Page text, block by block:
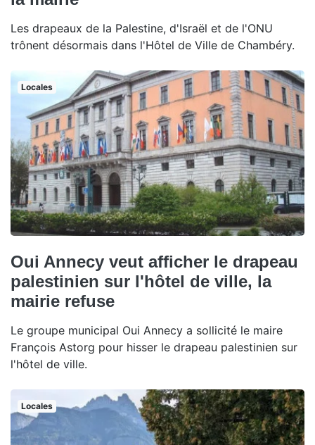
Les drapeaux de la Palestine, d'Israël et de l'ONU
trônent désormais dans l'Hôtel de Ville de Chambéry.
Locales
Oui Annecy veut afficher le drapeau
palestinien sur l'hôtel de ville, la
mairie refuse
Le groupe municipal Oui Annecy a sollicité le maire
François Astorg pour hisser le drapeau palestinien sur
l'hôtel de ville.
Locales